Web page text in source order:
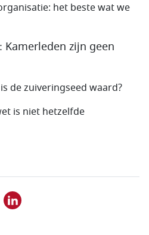
het beste wat we
zijn geen
de zuiveringseed waard?
is niet hetzelfde
op Bluesky
item op Facebook
via WhatsApp